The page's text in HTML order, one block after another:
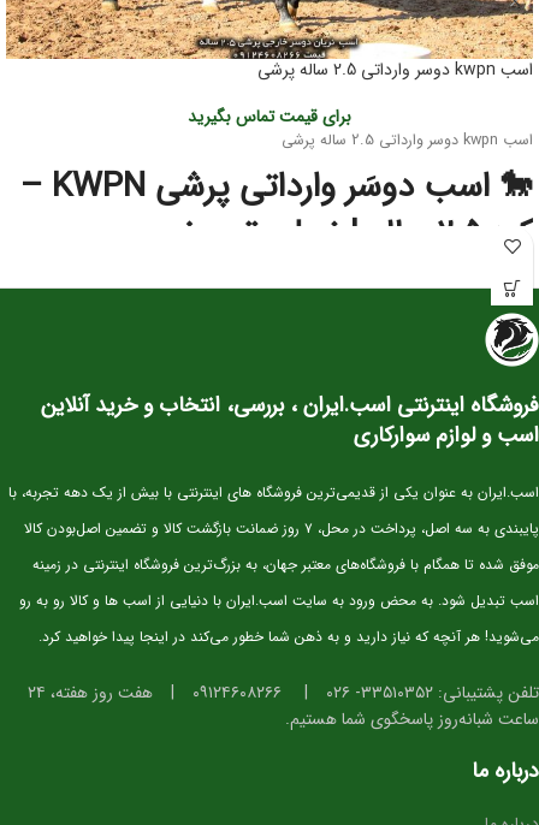
اسب kwpn دوسر وارداتی 2.5 ساله پرشی
برای قیمت تماس بگیرید
اسب kwpn دوسر وارداتی 2.5 ساله پرشی
🐎 اسب دوسَر وارداتی پرشی KWPN –
کره ۲.۵ ساله | نسل‌برتر مخصوص
آینده‌سازان پرش
این کره دوسَر وارداتی
پرورش‌دهندگانی است که به‌دنبال اسبی با
کره‌های این نژاد از همان سنین کم، قدرت، هوش و تعادل فوق‌العاده‌ای نشان می‌دهند.
⭐ مشخصات کلی
سن:۲.۵ سال
نژاد:KWPN اصیل (خط خونی معتبر و قابل استعلام)
کاربری آتی: پرش، مسابقات جوان‌ها، تربیت پایه
وضعیت:وارداتی، دوسَر (پدر و مادر خارجی)، سلامت کامل
خلق‌وخو:آرام، باهوش، اجتماعی و آموزش‌پذیر
⭐ ویژگی‌های فیزیکی و عملکردی
استخوان‌بندی قوی و مناسب برای کار پرشی
دست و پای خشک و تمیز، آماده ورود به مراحل آموزشی
فروشگاه اینترنتی اسب.ایران ، بررسی، انتخاب و خرید آنلاین
اسب و لوازم سوارکاری
اسب.ایران به عنوان یکی از قدیمی‌ترین فروشگاه های اینترنتی با بیش از یک دهه تجربه، با
پایبندی به سه اصل، پرداخت در محل، ۷ روز ضمانت بازگشت کالا و تضمین اصل‌بودن کالا
موفق شده تا همگام با فروشگاه‌های معتبر جهان، به بزرگ‌ترین فروشگاه اینترنتی در زمینه
اسب تبدیل شود. به محض ورود به سایت اسب.ایران با دنیایی از اسب ها و کالا رو به رو
می‌شوید! هر آنچه که نیاز دارید و به ذهن شما خطور می‌کند در اینجا پیدا خواهید کرد.
تلفن پشتیبانی: ۳۳۵۱۰۳۵۲- ۰۲۶ |
|
هفت روز هفته، ۲۴
ساعت شبانه‌روز پاسخگوی شما هستیم.
درباره ما